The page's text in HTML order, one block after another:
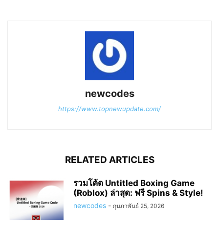
newcodes
https://www.topnewupdate.com/
RELATED ARTICLES
รวมโค้ด Untitled Boxing Game
(Roblox) ล่าสุด: ฟรี Spins & Style!
newcodes - กุมภาพันธ์ 25, 2026